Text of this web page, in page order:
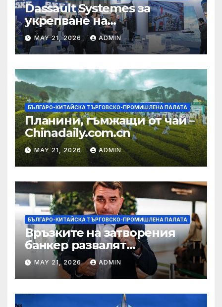
Dassault Systemes за
укрепване на
изграждането на AI
екосистема в Китай
MAY 21, 2026 ADMIN
БЪЛГАРО-КИТАЙСКА ТЪРГОВСКО-ПРОМИШЛЕНА ПАЛАТА
Планини, гъмжащи от чай –
Chinadaily.com.cn
MAY 21, 2026 ADMIN
БЪЛГАРО-КИТАЙСКА ТЪРГОВСКО-ПРОМИШЛЕНА ПАЛАТА
Връзките на затворения
банкер развалят
надеждите на Флавио
Болсонаро за президент на
Бразилия
MAY 21, 2026 ADMIN